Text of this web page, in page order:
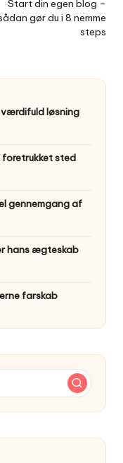
Start din egen blog –
gør du i 8 nemme
steps
værdifuld løsning
sted
gennemgang af
hans ægteskab
farskab